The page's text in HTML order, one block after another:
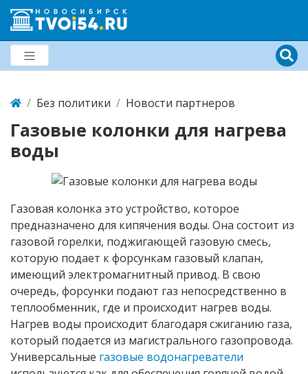
Без политики Новости партнеров
Газовые колонки для нагрева
воды
Газовая колонка это устройство, которое
предназначено для кипячения воды. Она состоит из
газовой горелки, поджигающей газовую смесь,
которую подает к форсункам газовый клапан,
имеющий электромагнитный привод. В свою
очередь, форсунки подают газ непосредственно в
теплообменник, где и происходит нагрев воды.
Нагрев воды происходит благодаря сжиганию газа,
который подается из магистрального газопровода.
Универсальные газовые водонагреватели